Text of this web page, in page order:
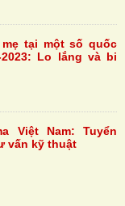
tại một số quốc
Lo lắng và bi
Việt Nam: Tuyển
vấn kỹ thuật